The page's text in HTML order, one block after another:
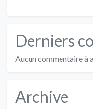
Derniers
Aucun commentaire à
Archive